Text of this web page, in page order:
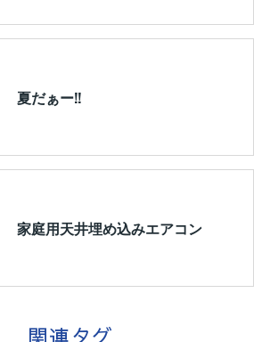
夏だぁー!!
家庭用天井埋め込みエアコン